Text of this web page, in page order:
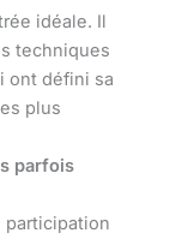
idéale. Il
techniques
ont défini sa
plus
parfois
participation